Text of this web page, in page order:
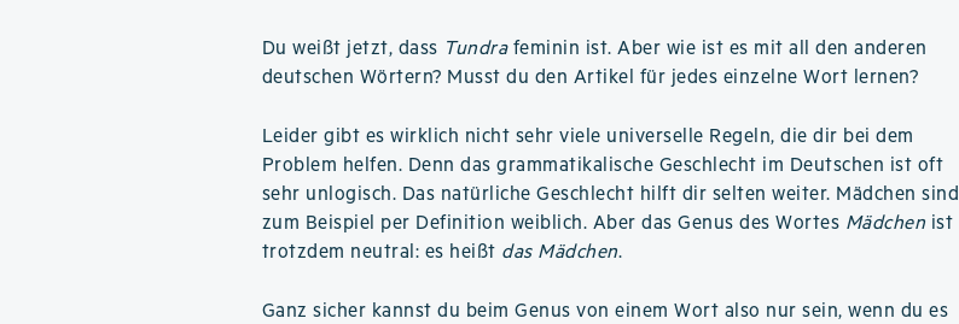
Du weißt jetzt, dass Tundrafeminin ist. Aber wie ist es mit all den anderen
deutschen Wörtern? Musst du den Artikel für jedes einzelne Wort lernen?
Leider gibt es wirklich nicht sehr viele universelle Regeln, die dir bei dem
Problem helfen. Denn das grammatikalische Geschlecht im Deutschen ist oft
sehr unlogisch. Das natürliche Geschlecht hilft dir selten weiter. Mädchen sind
zum Beispiel per Definition weiblich. Aber das Genus des Wortes Mädchen ist
trotzdem neutral: es heißt das Mädchen.
Ganz sicher kannst du beim Genus von einem Wort also nur sein, wenn du es